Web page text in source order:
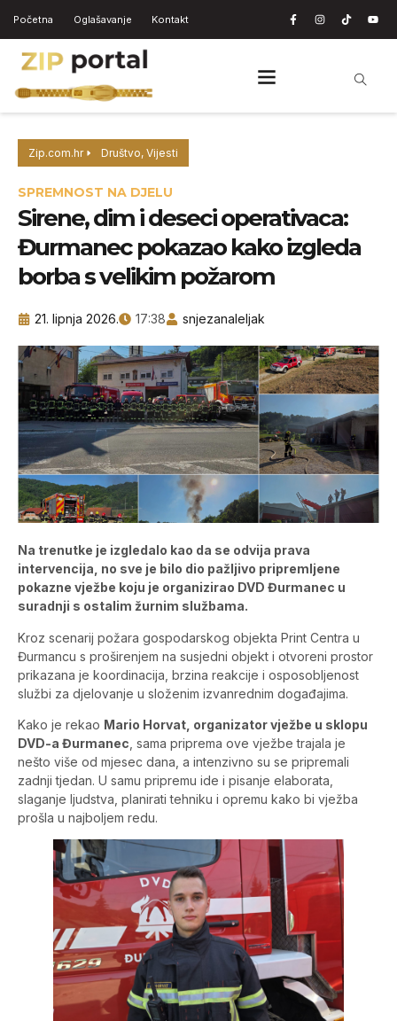
Početna Oglašavanje Kontakt
Zip.com.hr Društvo, Vijesti
SPREMNOST NA DJELU
Sirene, dim i deseci operativaca:
Đurmanec pokazao kako izgleda
borba s velikim požarom
21. lipnja 2026. 17:38 snjezanaleljak
Na trenutke je izgledalo kao da se odvija prava
intervencija, no sve je bilo dio pažljivo pripremljene
pokazne vježbe koju je organizirao DVD Đurmanec u
suradnji s ostalim žurnim službama.
Kroz scenarij požara gospodarskog objekta Print Centra u
Đurmancu s proširenjem na susjedni objekt i otvoreni prostor
prikazana je koordinacija, brzina reakcije i osposobljenost
službi za djelovanje u složenim izvanrednim događajima.
Kako je rekao Mario Horvat, organizator vježbe u sklopu
DVD-a Đurmanec , sama priprema ove vježbe trajala je
nešto više od mjesec dana, a intenzivno su se pripremali
zadnji tjedan. U samu pripremu ide i pisanje elaborata,
slaganje ljudstva, planirati tehniku i opremu kako bi vježba
prošla u najboljem redu.